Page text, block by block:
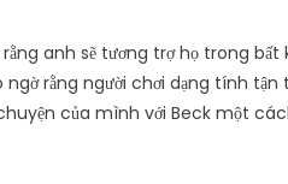
anh sẽ tương trợ họ trong bất
rằng người chơi dạng tính tận
của mình với Beck một